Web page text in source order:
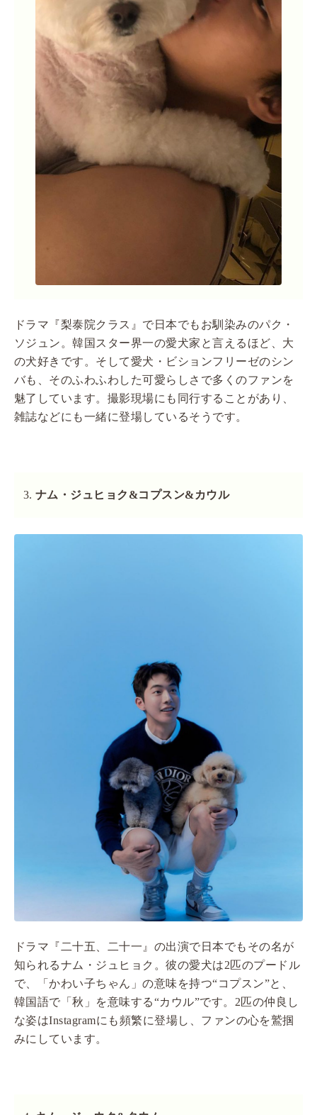
ドラマ『梨泰院クラス』で日本でもお馴染みのパク・
ソジュン。韓国スター界一の愛犬家と言えるほど、大
の犬好きです。そして愛犬・ビションフリーゼのシン
バも、そのふわふわした可愛らしさで多くのファンを
魅了しています。撮影現場にも同行することがあり、
雑誌などにも一緒に登場しているそうです。
ナム・ジュヒョク&コプスン&カウル
ドラマ『二十五、二十一』の出演で日本でもその名が
知られるナム・ジュヒョク。彼の愛犬は2匹のプードル
で、「かわい子ちゃん」の意味を持つ“コプスン”と、
韓国語で「秋」を意味する“カウル”です。2匹の仲良し
な姿はInstagramにも頻繁に登場し、ファンの心を鷲掴
みにしています。